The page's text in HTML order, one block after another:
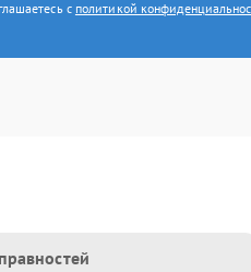
с политикой